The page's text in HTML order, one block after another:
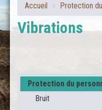
Accueil > Protection
Vibrations
Protection du
Bruit